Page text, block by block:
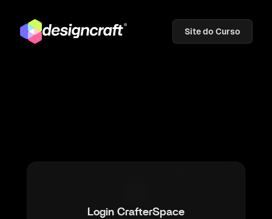
Site do Curso
Login CrafterSpace